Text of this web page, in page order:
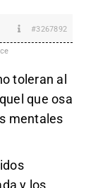
#3267892
toleran al
que osa
mentales
y los